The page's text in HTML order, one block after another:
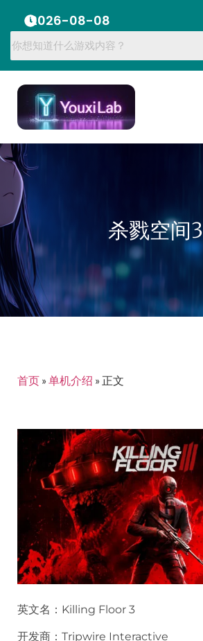
2026-08-08
杀戮空间3
首页 »单机介绍 » 正文
英文名：Killing Floor 3
开发商：Tripwire Interactive